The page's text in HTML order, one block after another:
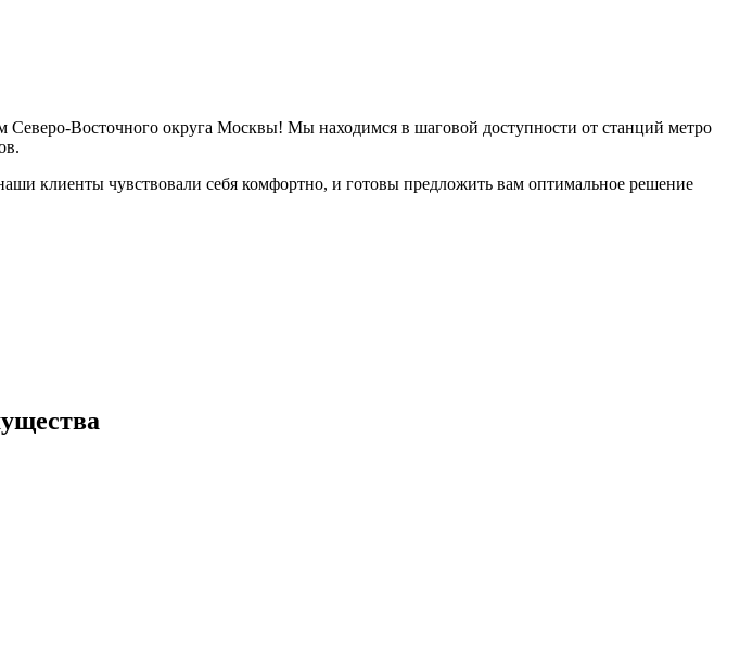
Северо-Восточного округа Москвы! Мы находимся в шаговой доступности от станций метро
клиенты чувствовали себя комфортно, и готовы предложить вам оптимальное решение